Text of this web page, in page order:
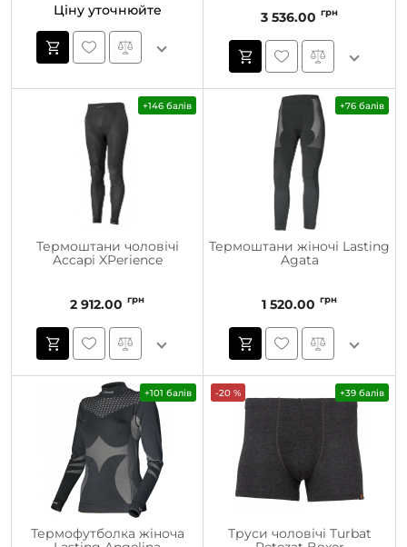
Ціну уточнюйте
3 536.00 грн
+146 балів
Термоштани чоловічі
Accapi XPerience
2 912.00 грн
+76 балів
Термоштани жіночі Lasting
Agata
1 520.00 грн
+101 балів
Термофутболка жіноча
-20 % +39 балів
Труси чоловічі Turbat